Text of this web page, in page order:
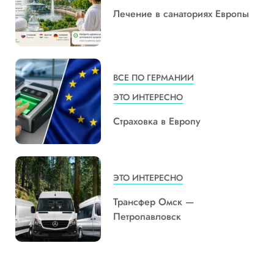
Лечение в санаториях Европы
ВСЕ ПО ГЕРМАНИИ
ЭТО ИНТЕРЕСНО
Страховка в Европу
ЭТО ИНТЕРЕСНО
Трансфер Омск —
Петропавловск